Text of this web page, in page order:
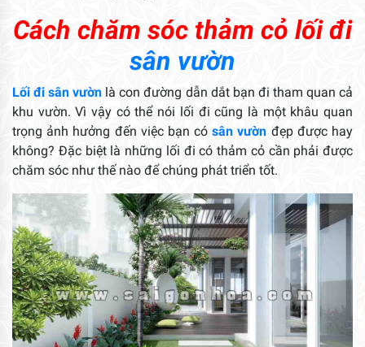
Cách chăm sóc thảm cỏ lối đi
sân vườn
Lối đi sân vườn là con đường dẫn dắt bạn đi tham quan cả
khu vườn. Vì vậy có thể nói lối đi cũng là một khâu quan
trọng ảnh hưởng đến việc bạn cósân vườn đẹp được hay
không? Đặc biệt là những lối đi có thảm cỏ cần phải được
chăm sóc như thế nào để chúng phát triển tốt.